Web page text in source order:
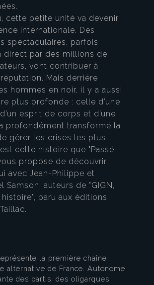
cette petite unité va devenir
internationale. Des
spectaculaires, parfois
direct par des millions de
vont contribuer à
Mais derrière
hommes en noir, il y a aussi
plus profonde : celle d’une
esprit de corps et d’une
profondément transformé la
gérer les crises les plus
cette histoire que "Passé-
propose de découvrir
avec Jean-Philippe et
Samson, auteurs de "GIGN,
paru aux éditions
la première chaîne
alternative de France. Autonome
des partis, des oligarques